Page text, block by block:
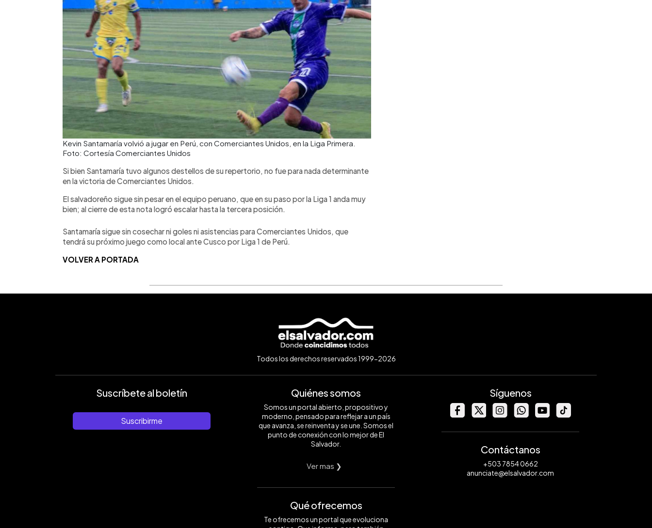
Kevin Santamaría volvió a jugar en Perú, con Comerciantes Unidos, en la Liga Primera.
Foto: Cortesía Comerciantes Unidos
Si bien Santamaría tuvo algunos destellos de su repertorio, no fue para nada determinante
en la victoria de Comerciantes Unidos.
El salvadoreño sigue sin pesar en el equipo peruano, que en su paso por la Liga 1 anda muy
bien; al cierre de esta nota logró escalar hasta la tercera posición.
Santamaría sigue sin cosechar ni goles ni asistencias para Comerciantes Unidos, que
tendrá su próximo juego como local ante Cusco por Liga 1 de Perú.
VOLVER A PORTADA
Todos los derechos reservados 1999-2026
Suscríbete al boletín
Suscribirme
Quiénes somos
Somos un portal abierto, propositivo y
moderno, pensado para reflejar a un país
que avanza, se reinventa y se une. Somos el
punto de conexión con lo mejor de El
Salvador.
Ver mas ❯
Qué ofrecemos
Te ofrecemos un portal que evoluciona
Síguenos
Contáctanos
+503 7854 0662
anunciate@elsalvador.com